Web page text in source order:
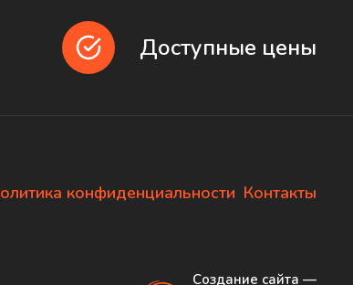
Доступные цены
конфиденциальности Контакты
Создание сайта —